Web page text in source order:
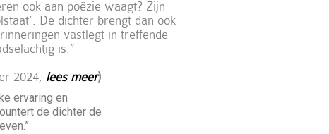
ook aan poëzie waagt? Zijn
De dichter brengt dan ook
vastlegt in treffende
is.”
2024, lees meer)
ervaring en
de dichter de